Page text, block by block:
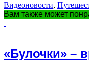
Видеоновости,
Вам также может
«Булочки» –